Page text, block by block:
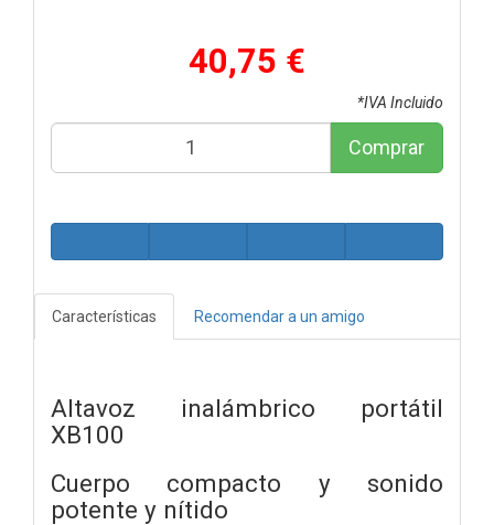
40,75 €
*IVA Incluido
Comprar
Características Recomendar a un amigo
Altavoz inalámbrico portátil
XB100
Cuerpo compacto y sonido
potente y nítido